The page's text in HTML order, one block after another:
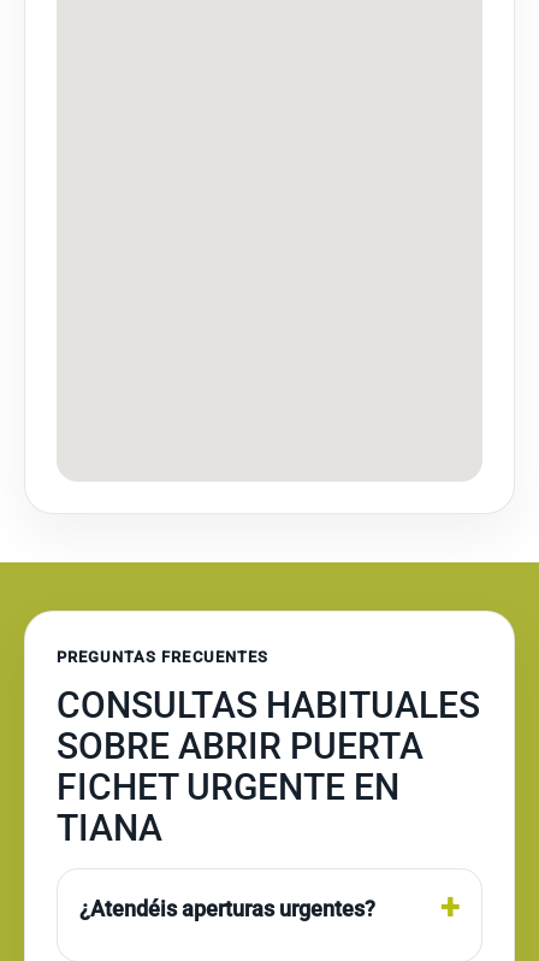
PREGUNTAS FRECUENTES
CONSULTAS HABITUALES
SOBRE ABRIR PUERTA
FICHET URGENTE EN
TIANA
¿Atendéis aperturas urgentes?